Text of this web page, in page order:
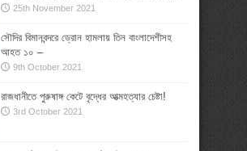
25th November 2021
সৌদির বিমানবন্দরে ড্রোন হামলায় তিন বাংলাদেশীসহ
আহত ১০ –
9th October 2021
রাজধানীতে পুরুষাঙ্গ কেটে বৃদ্ধের আত্মহত্যার চেষ্টা!
3rd October 2021